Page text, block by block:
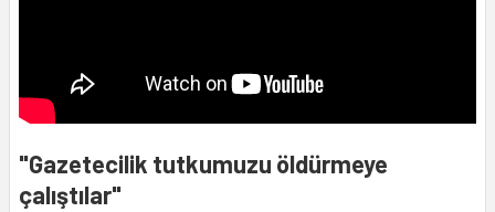
"Gazetecilik tutkumuzu öldürmeye
çalıştılar"